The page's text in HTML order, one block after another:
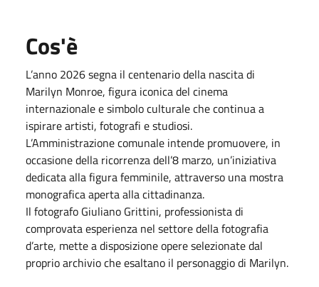
Cos'è
L’anno 2026 segna il centenario della nascita di
Marilyn Monroe, figura iconica del cinema
internazionale e simbolo culturale che continua a
ispirare artisti, fotografi e studiosi.
L’Amministrazione comunale intende promuovere, in
occasione della ricorrenza dell’8 marzo, un’iniziativa
dedicata alla figura femminile, attraverso una mostra
monografica aperta alla cittadinanza.
Il fotografo Giuliano Grittini, professionista di
comprovata esperienza nel settore della fotografia
d’arte, mette a disposizione opere selezionate dal
proprio archivio che esaltano il personaggio di Marilyn.